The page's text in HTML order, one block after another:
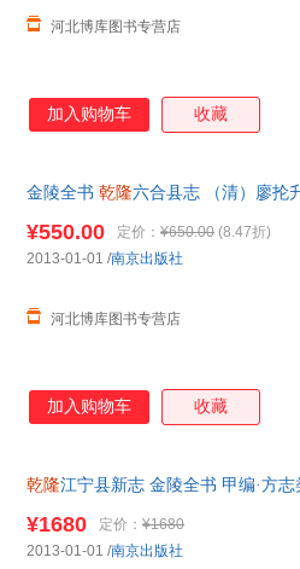
河北博库图书专营店
加入购物车 收藏
金陵全书 乾隆六合县志 （清）廖抡
¥550.00 定价： ¥650.00 (8.47折)
河北博库图书专营店
2013-01-01 /南京出版社
加入购物车 收藏
乾隆江宁县新志 金陵全书 甲编·方
¥1680 定价： ¥1680
2013-01-01 /南京出版社